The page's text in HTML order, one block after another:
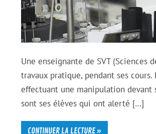
Une enseignante de SVT
travaux pratique, pendant ses
effectuant une manipulation devant
sont ses élèves qui ont alerté […]
CONTINUER LA LECTURE »